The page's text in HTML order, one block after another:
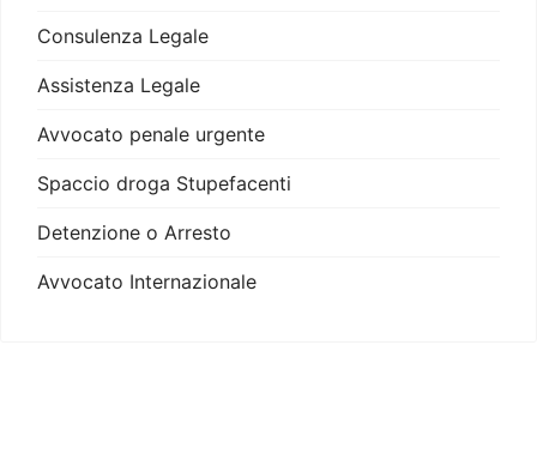
Consulenza Legale
Assistenza Legale
Avvocato penale urgente
Spaccio droga Stupefacenti
Detenzione o Arresto
Avvocato Internazionale